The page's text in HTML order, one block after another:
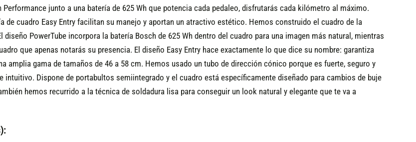
junto a una batería de 625 Wh que potencia cada pedaleo, disfrutarás cada kilómetro al máximo.
cuadro Easy Entry facilitan su manejo y aportan un atractivo estético. Hemos construido el cuadro de la
PowerTube incorpora la batería Bosch de 625 Wh dentro del cuadro para una imagen más natural, mientras
que apenas notarás su presencia. El diseño Easy Entry hace exactamente lo que dice su nombre: garantiza
amplia gama de tamaños de 46 a 58 cm. Hemos usado un tubo de dirección cónico porque es fuerte, seguro y
Dispone de portabultos semiintegrado y el cuadro está específicamente diseñado para cambios de buje
hemos recurrido a la técnica de soldadura lisa para conseguir un look natural y elegante que te va a